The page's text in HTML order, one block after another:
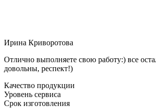
Ирина Криворотова
Отлично выполняете свою работу:) все
довольны, респект!)
Качество продукции
Уровень сервиса
Срок изготовления